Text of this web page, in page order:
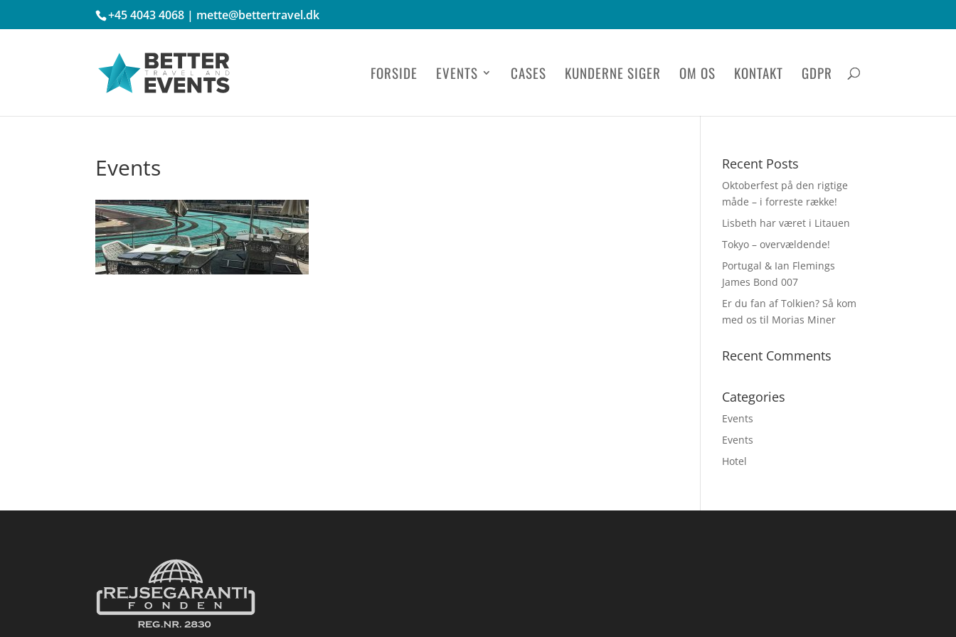
+45 4043 4068 | mette@bettertravel.dk
FORSIDE EVENTS CASES KUNDERNE SIGER OM OS KONTAKT GDPR
Events Recent Posts
Oktoberfest på den rigtige
måde – i forreste række!
Lisbeth har været i Litauen
Tokyo – overvældende!
Portugal & Ian Flemings
James Bond 007
Er du fan af Tolkien? Så kom
med os til Morias Miner
Recent Comments
Categories
Events
Events
Hotel